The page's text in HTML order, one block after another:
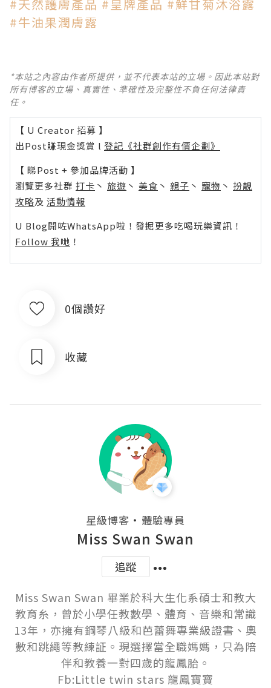
#天然護膚產品 #皇牌產品 #鮮甘菊沐浴露
#牛油果潤膚露
*本站之內容由作者所提供，並不代表本站的立場。因此本站對
所有博客的立場、真實性、準確性及完整性不負任何法律責
任。
【 U Creator 招募 】
出Post賺現金獎賞 l 登記《社群創作有價企劃》
【 睇Post + 參加品牌活動 】
瀏覽更多社群 打卡 丶 旅遊 丶 美食 丶 親子 丶 寵物 丶 扮靚
攻略及 活動情報
U Blog開咗WhatsApp啦！發掘更多吃喝玩樂資訊！
Follow 我哋 ！
0個讚好
收藏
星級博客 ・ 體驗專員
Miss Swan Swan
追蹤
Miss Swan Swan 畢業於科大生化系碩士和教大
教育糸，曾於小學任教數學、體育、音樂和常識
13年，亦擁有鋼琴八級和芭蕾舞專業級證書、奧
數和跳繩等教練証。現選擇當全職媽媽，只為陪
伴和教養一對四歲的龍鳳胎。
Fb:Little twin stars 龍鳳寶寶